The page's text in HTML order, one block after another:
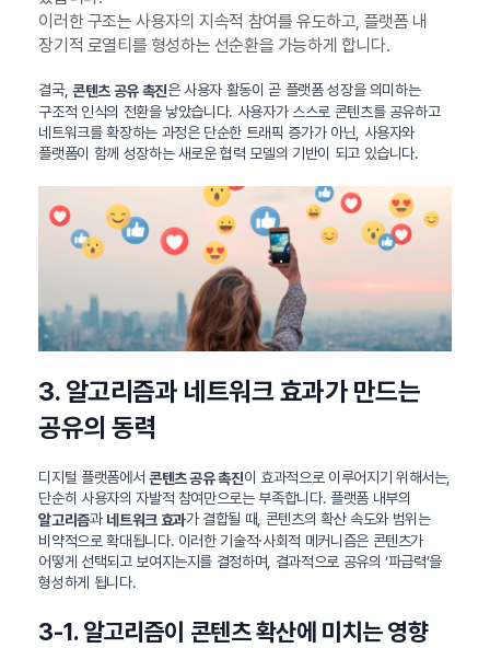
이러한 구조는 사용자의 지속적 참여를 유도하고, 플랫폼 내
장기적 로열티를 형성하는 선순환을 가능하게 합니다.
결국, 콘텐츠 공유 촉진은 사용자 활동이 곧 플랫폼 성장을 의미하는
구조적 인식의 전환을 낳았습니다. 사용자가 스스로 콘텐츠를 공유하고
네트워크를 확장하는 과정은 단순한 트래픽 증가가 아닌, 사용자와
플랫폼이 함께 성장하는 새로운 협력 모델의 기반이 되고 있습니다.
3. 알고리즘과 네트워크 효과가 만드는
공유의 동력
디지털 플랫폼에서 콘텐츠 공유 촉진이 효과적으로 이루어지기 위해서는,
단순히 사용자의 자발적 참여만으로는 부족합니다. 플랫폼 내부의
알고리즘과 네트워크 효과가 결합될 때, 콘텐츠의 확산 속도와 범위는
비약적으로 확대됩니다. 이러한 기술적·사회적 메커니즘은 콘텐츠가
어떻게 선택되고 보여지는지를 결정하며, 결과적으로 공유의 ‘파급력’을
형성하게 됩니다.
3-1. 알고리즘이 콘텐츠 확산에 미치는 영향